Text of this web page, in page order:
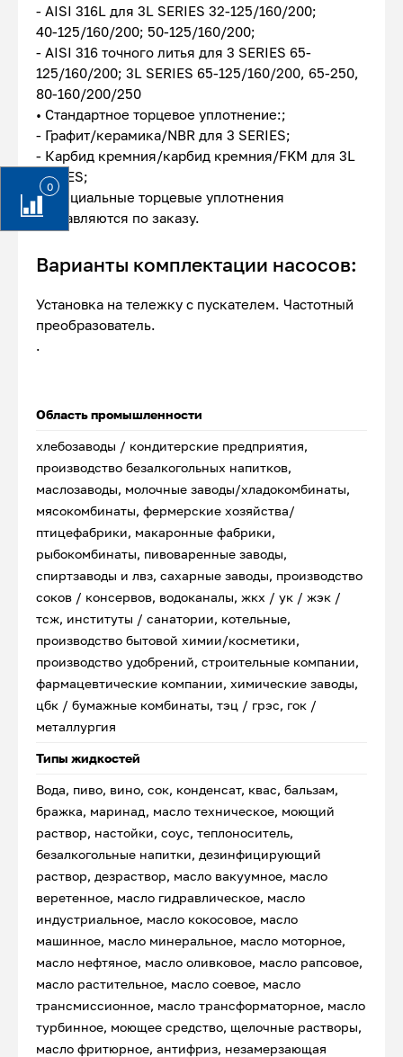
0
- AISI 316L для 3L SERIES 32-125/160/200;
40-125/160/200; 50-125/160/200;
- AISI 316 точного литья для 3 SERIES 65-
125/160/200; 3L SERIES 65-125/160/200, 65-250,
80-160/200/250
• Стандартное торцевое уплотнение:;
- Графит/керамика/NBR для 3 SERIES;
- Карбид кремния/карбид кремния/FKM для 3L
SERIES;
• Специальные торцевые уплотнения
поставляются по заказу.
Варианты комплектации насосов:
Установка на тележку с пускателем. Частотный
преобразователь.
.
Область промышленности
хлебозаводы / кондитерские предприятия,
производство безалкогольных напитков,
маслозаводы, молочные заводы/хладокомбинаты,
мясокомбинаты, фермерские хозяйства/
птицефабрики, макаронные фабрики,
рыбокомбинаты, пивоваренные заводы,
спиртзаводы и лвз, сахарные заводы, производство
соков / консервов, водоканалы, жкх / ук / жэк /
тсж, институты / санатории, котельные,
производство бытовой химии/косметики,
производство удобрений, строительные компании,
фармацевтические компании, химические заводы,
цбк / бумажные комбинаты, тэц / грэс, гок /
металлургия
Типы жидкостей
Вода, пиво, вино, сок, конденсат, квас, бальзам,
бражка, маринад, масло техническое, моющий
раствор, настойки, соус, теплоноситель,
безалкогольные напитки, дезинфицирующий
раствор, дезраствор, масло вакуумное, масло
веретенное, масло гидравлическое, масло
индустриальное, масло кокосовое, масло
машинное, масло минеральное, масло моторное,
масло нефтяное, масло оливковое, масло рапсовое,
масло растительное, масло соевое, масло
трансмиссионное, масло трансформаторное, масло
турбинное, моющее средство, щелочные растворы,
масло фритюрное, антифриз, незамерзающая